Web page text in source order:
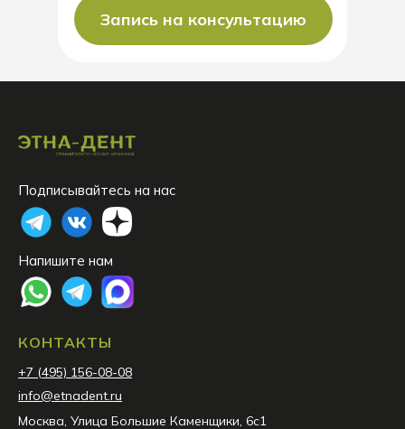
Запись на консультацию
КОНТАКТЫ
info@etnadent.ru
Москва, Улица Большие Каменщики, 6с1
+7 (495) 156-08-08
Подписывайтесь на нас
Напишите нам